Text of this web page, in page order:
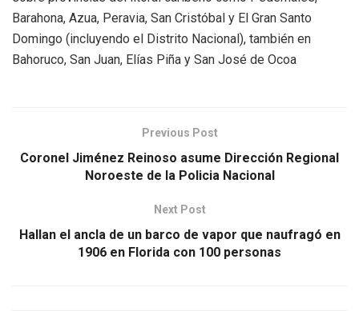
Barahona, Azua, Peravia, San Cristóbal y El Gran Santo
Domingo (incluyendo el Distrito Nacional), también en
Bahoruco, San Juan, Elías Piña y San José de Ocoa
Previous Post
Coronel Jiménez Reinoso asume Dirección Regional
Noroeste de la Policia Nacional
Next Post
Hallan el ancla de un barco de vapor que naufragó en
1906 en Florida con 100 personas